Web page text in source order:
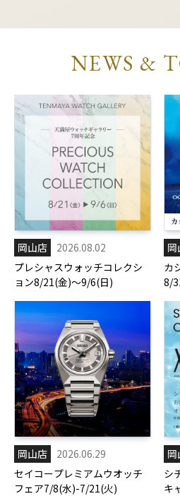
NEWS &
岡山店
2026.08.02
プレシャスウォッチコレクシ
ョン8/21(金)～9/6(日)
カ
8/
岡山店
2026.06.29
セイコープレミアムウオッチ
フェア7/8(水)-7/21(火)
シ
キ